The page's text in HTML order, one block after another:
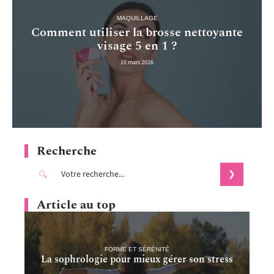
MAQUILLAGE
Comment utiliser la brosse nettoyante
visage 5 en 1 ?
10 mars 2026
Recherche
Article au top
FORME ET SÉRÉNITÉ
La sophrologie pour mieux gérer son stress